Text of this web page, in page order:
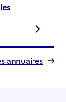
annuaires